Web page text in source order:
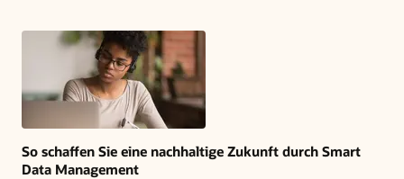
So schaffen Sie eine nachhaltige Zukunft durch Smart
Data Management